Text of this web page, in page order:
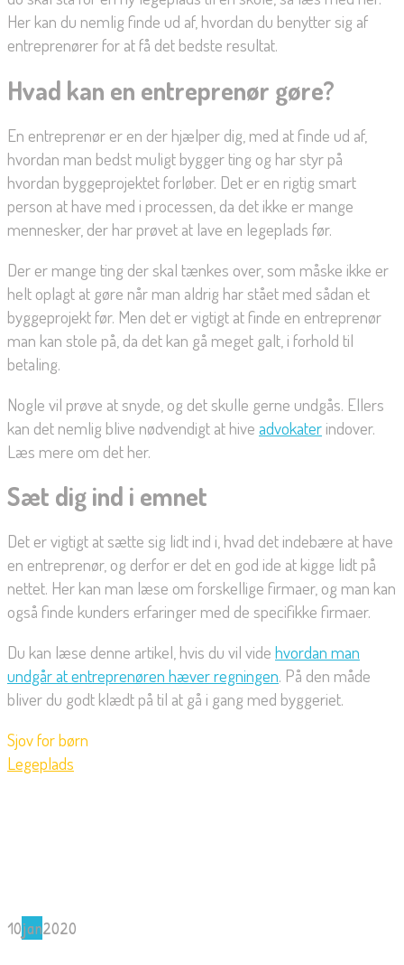
Her kan du nemlig finde ud af, hvordan du benytter sig af
entreprenører for at få det bedste resultat.
Hvad kan en entreprenør gøre?
En entreprenør er en der hjælper dig, med at finde ud af,
hvordan man bedst muligt bygger ting og har styr på
hvordan byggeprojektet forløber. Det er en rigtig smart
person at have med i processen, da det ikke er mange
mennesker, der har prøvet at lave en legeplads før.
Der er mange ting der skal tænkes over, som måske ikke er
helt oplagt at gøre når man aldrig har stået med sådan et
byggeprojekt før. Men det er vigtigt at finde en entreprenør
man kan stole på, da det kan gå meget galt, i forhold til
betaling.
Nogle vil prøve at snyde, og det skulle gerne undgås. Ellers
kan det nemlig blive nødvendigt at hive advokater indover.
Læs mere om det her.
Sæt dig ind i emnet
Det er vigtigt at sætte sig lidt ind i, hvad det indebære at have
en entreprenør, og derfor er det en god ide at kigge lidt på
nettet. Her kan man læse om forskellige firmaer, og man kan
også finde kunders erfaringer med de specifikke firmaer.
Du kan læse denne artikel, hvis du vil vide hvordan man
undgår at entreprenøren hæver regningen. På den måde
bliver du godt klædt på til at gå i gang med byggeriet.
Sjov for børn
Legeplads
10jan2020